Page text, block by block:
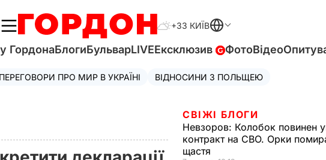
+33 КИЇВ
ГордонаБлогиБульварLIVEЕксклюзив ФотоВідео
ПЕРЕГОВОРИ ПРО МИР В УКРАЇНІ ВІДНОСИНИ З ПОЛЬЩЕЮ
СВІЖІ БЛОГИ
Невзоров: Колобок повинен
контракт на СВО. Орки
щастя